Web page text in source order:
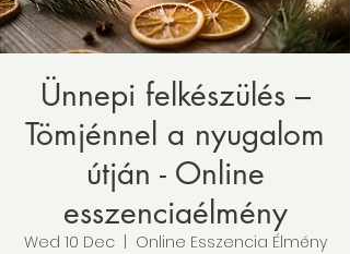
Ünnepi felkészülés –
Tömjénnel a nyugalom
útján - Online
esszenciaélmény
Wed 10 Dec
  |
Online Esszencia Élmény